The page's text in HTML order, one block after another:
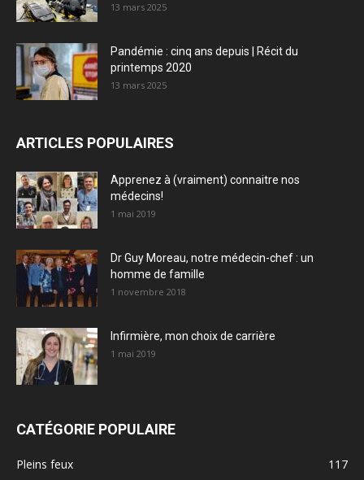
13 mars 2025
Pandémie : cinq ans depuis | Récit du
printemps 2020
13 mars 2025
ARTICLES POPULAIRES
Apprenez à (vraiment) connaitre nos
médecins!
1 mai 2019
Dr Guy Moreau, notre médecin-chef : un
homme de famille
1 novembre 2018
Infirmière, mon choix de carrière
1 mai 2019
CATÉGORIE POPULAIRE
Pleins feux
117